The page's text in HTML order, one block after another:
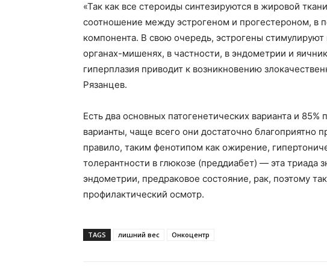
«Так как все стероиды синтезируются в жировой
соотношение между эстрогеном и прогестероном, в
компонента. В свою очередь, эстрогены
органах-мишенях, в частности, в эндометрии и
гиперплазия приводит к возникновению
Рязанцев.
Есть два основных патогенетических варианта и
варианты, чаще всего они достаточно благоприятно
правило, таким фенотипом как ожирение,
толерантности в глюкозе (преддиабет) — эта триада
эндометрии, предраковое состояние, рак, поэтому
профилактический осмотр.
TAGS лишний вес Онкоцентр